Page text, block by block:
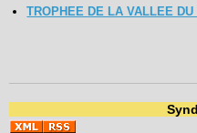
TROPHEE DE LA VALLEE